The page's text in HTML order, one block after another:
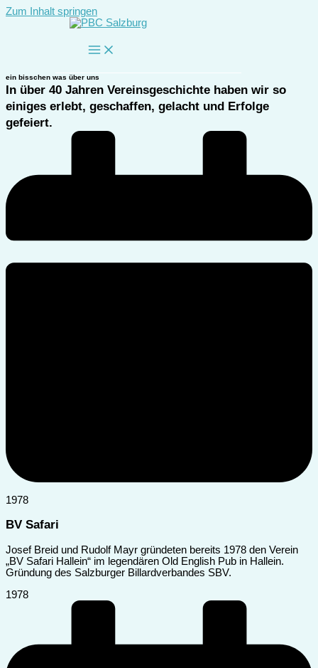
Zum Inhalt springen
ein bisschen was über uns
In über 40 Jahren Vereinsgeschichte haben wir so
einiges erlebt, geschaffen, gelacht und Erfolge
gefeiert.
1978
BV Safari
Josef Breid und Rudolf Mayr gründeten bereits 1978 den Verein
„BV Safari Hallein“ im legendären Old English Pub in Hallein.
Gründung des Salzburger Billardverbandes SBV.
1978